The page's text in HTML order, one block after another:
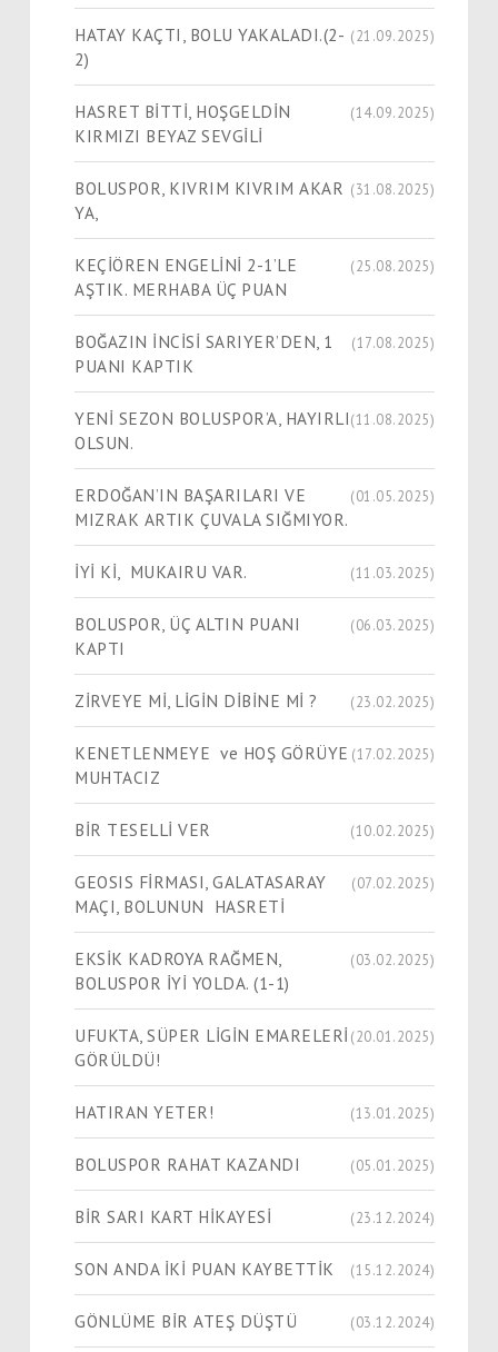
HATAY KAÇTI, BOLU YAKALADI.(2-
2)
(21.09.2025)
HASRET BİTTİ, HOŞGELDİN
KIRMIZI BEYAZ SEVGİLİ
(14.09.2025)
BOLUSPOR, KIVRIM KIVRIM AKAR
YA,
(31.08.2025)
KEÇİÖREN ENGELİNİ 2-1’LE
AŞTIK. MERHABA ÜÇ PUAN
(25.08.2025)
BOĞAZIN İNCİSİ SARIYER’DEN, 1
PUANI KAPTIK
(17.08.2025)
YENİ SEZON BOLUSPOR’A, HAYIRLI
OLSUN.
(11.08.2025)
ERDOĞAN’IN BAŞARILARI VE
MIZRAK ARTIK ÇUVALA SIĞMIYOR.
(01.05.2025)
İYİ Kİ, MUKAIRU VAR. (11.03.2025)
BOLUSPOR, ÜÇ ALTIN PUANI
KAPTI
(06.03.2025)
ZİRVEYE Mİ, LİGİN DİBİNE Mİ ? (23.02.2025)
KENETLENMEYE ve HOŞ GÖRÜYE
MUHTACIZ
(17.02.2025)
BİR TESELLİ VER (10.02.2025)
GEOSIS FİRMASI, GALATASARAY
MAÇI, BOLUNUN HASRETİ
(07.02.2025)
EKSİK KADROYA RAĞMEN,
BOLUSPOR İYİ YOLDA. (1-1)
(03.02.2025)
UFUKTA, SÜPER LİGİN EMARELERİ
GÖRÜLDÜ!
(20.01.2025)
HATIRAN YETER! (13.01.2025)
BOLUSPOR RAHAT KAZANDI (05.01.2025)
BİR SARI KART HİKAYESİ (23.12.2024)
SON ANDA İKİ PUAN KAYBETTİK (15.12.2024)
GÖNLÜME BİR ATEŞ DÜŞTÜ (03.12.2024)